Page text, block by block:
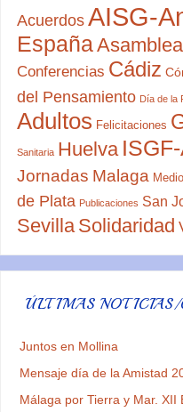
Acuerdos AISG-
EspañaAsamblea
Conferencias Cádiz
del Pensamiento Día de la
Adultos Felicitaciones
Sanitaria Huelva
Jornadas Malaga
de Plata Publicaciones San
Sevilla Solidaridad
ÚLTIMAS NOTICIAS/
Juntos en Mollina
Mensaje día de la Amistad
Málaga por Tierra y Mar.